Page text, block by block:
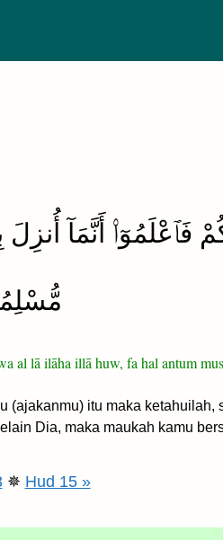
فَٱعْلَمُوٓا۟ أَنَّمَآ أُنزِلَ
al lā ilāha illā huw, fa hal antum
(ajakanmu) itu maka ketahuilah,
Dia, maka maukah kamu
✵ Hud 15 »